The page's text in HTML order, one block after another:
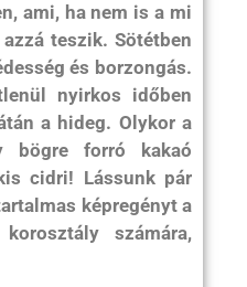
ami, ha nem is a mi
teszik. Sötétben
és borzongás.
nyirkos időben
a hideg. Olykor a
bögre forró kakaó
cidri! Lássunk pár
képregényt a
számára,